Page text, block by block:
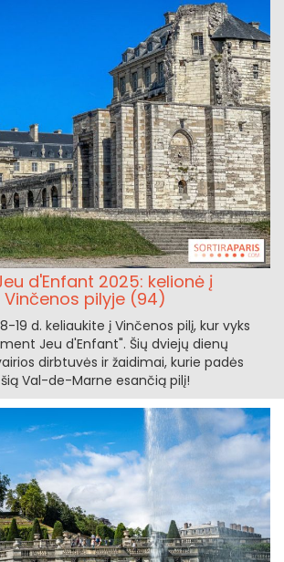
d'Enfant 2025: kelionė į
pilyje (94)
19 d. keliaukite į Vinčenos pilį, kur vyks
Jeu d'Enfant". Šių dviejų dienų
dirbtuvės ir žaidimai, kurie padės
Val-de-Marne esančią pilį!